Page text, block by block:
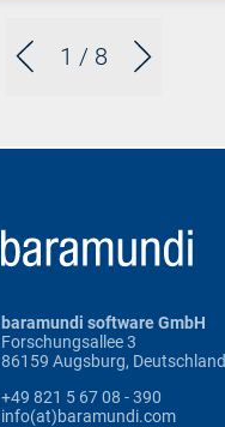
1 / 8
baramundi software GmbH
Forschungsallee 3
86159 Augsburg, Deutschland
+49 821 5 67 08 - 390
info(at)baramundi.com